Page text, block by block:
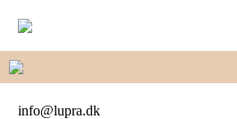
info@lupra.dk